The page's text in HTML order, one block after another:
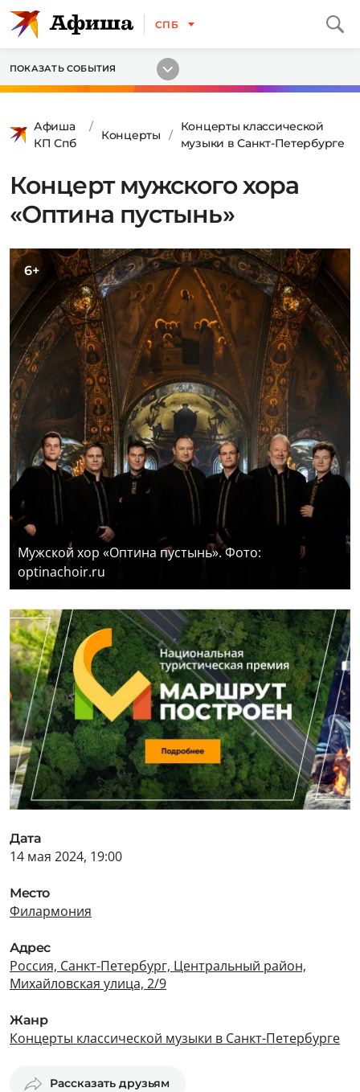
СПБ
ПОКАЗАТЬ СОБЫТИЯ
Афиша
КП Спб
Концерты
Концерты классической
музыки в Санкт-Петербурге
Концерт мужского хора
«Оптина пустынь»
6+
Мужской хор «Оптина пустынь». Фото:
optinachoir.ru
Дата
14 мая 2024, 19:00
Место
Филармония
Адрес
Россия, Санкт-Петербург, Центральный район,
Михайловская улица, 2/9
Жанр
Концерты классической музыки в Санкт-Петербурге
Рассказать друзьям